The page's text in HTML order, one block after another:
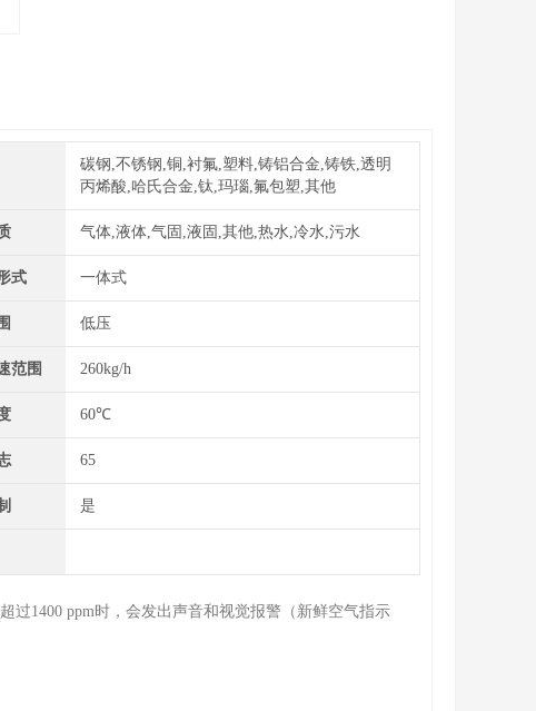
碳钢,不锈钢,铜,衬氟,塑料,铸铝合金,铸铁,透明
丙烯酸,哈氏合金,钛,玛瑙,氟包塑,其他
气体,液体,气固,液固,其他,热水,冷水,污水
式 一体式
低压
范围 260kg/h
60℃
65
是
过1400 ppm时，会发出声音和视觉报警（新鲜空气指示